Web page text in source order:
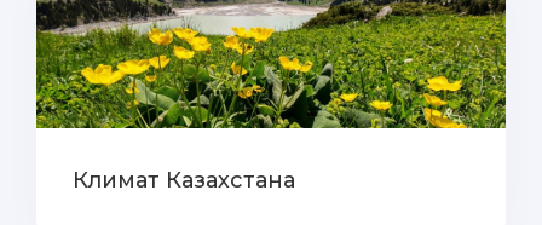
Климат Казахстана